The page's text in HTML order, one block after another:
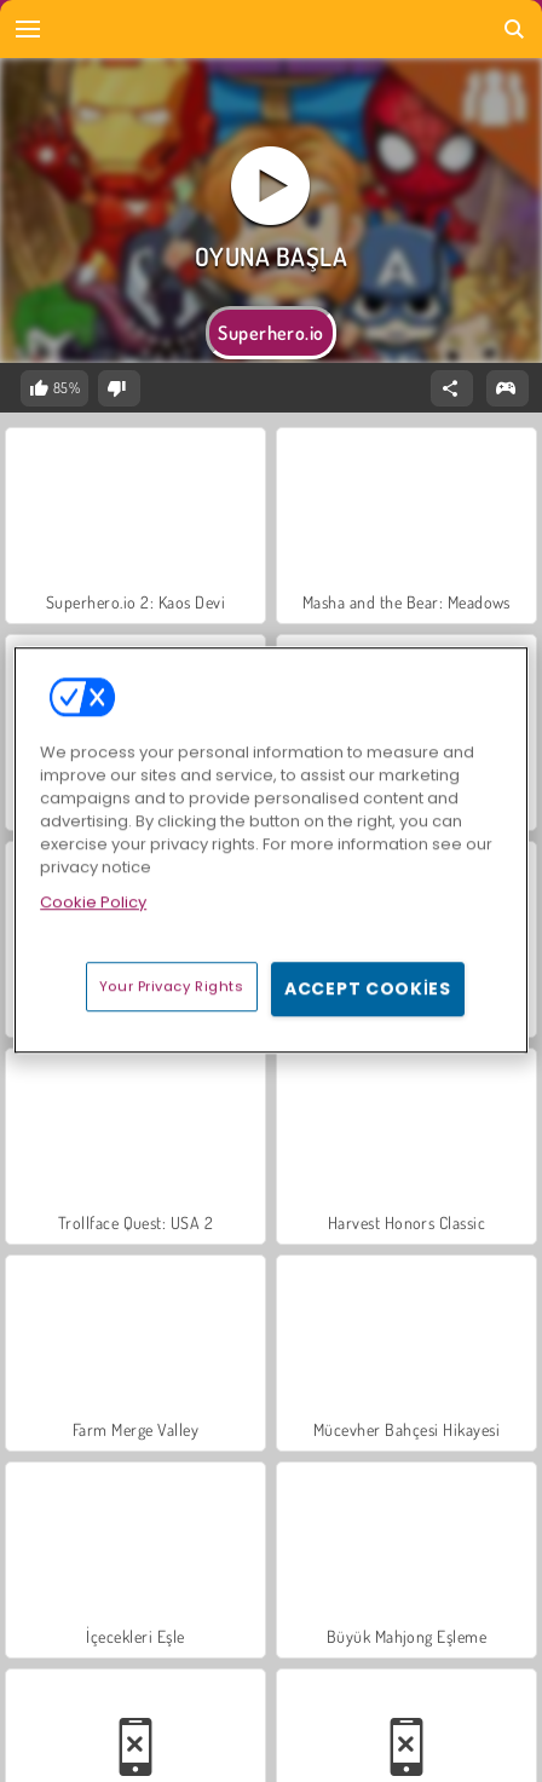
Superhero.io
85%
Superhero.io 2: Kaos Devi Masha and the Bear: Meadows
Royal Story Scala 40
Let's Fish! Sosyal İskambil
Trollface Quest: USA 2 Harvest Honors Classic
Farm Merge Valley Mücevher Bahçesi Hikayesi
İçecekleri Eşle Büyük Mahjong Eşleme
We process your personal information to measure and
improve our sites and service, to assist our marketing
campaigns and to provide personalised content and
advertising. By clicking the button on the right, you can
exercise your privacy rights. For more information see our
privacy notice
Cookie Policy
Your Privacy Rights ACCEPT COOKIES